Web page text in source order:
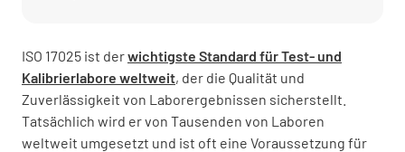
ISO 17025 ist derwichtigste Standard für Test- und
Kalibrierlabore weltweit, der die Qualität und
Zuverlässigkeit von Laborergebnissen sicherstellt.
Tatsächlich wird er von Tausenden von Laboren
weltweit umgesetzt und ist oft eine Voraussetzung für